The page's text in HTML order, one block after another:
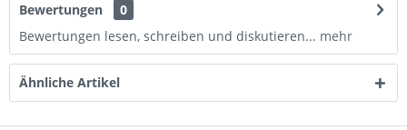
Bewertungen
0
Bewertungen lesen, schreiben und diskutieren... mehr
Ähnliche Artikel